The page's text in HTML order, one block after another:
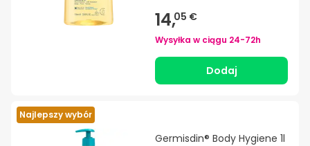
14,05 €
Wysyłka w ciągu 24-72h
Dodaj
Najlepszy wybór
Germisdin® Body Hygiene 1l